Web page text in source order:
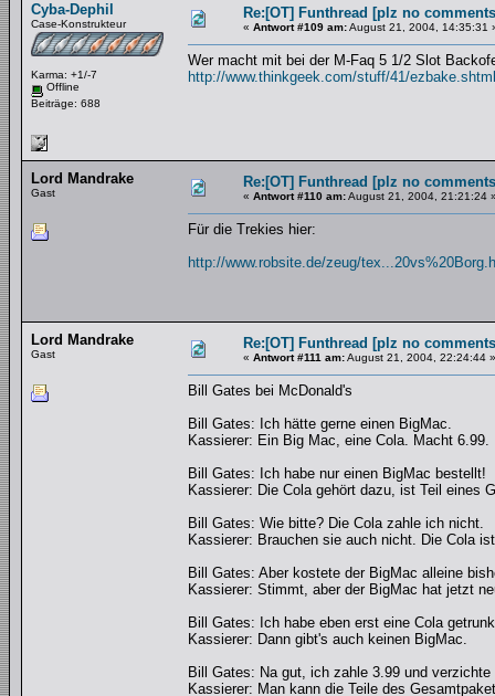
Cyba-Dephil
Case-Konstrukteur
Karma: +1/-7
Offline
Beiträge: 688
Re:[OT] Funthread [plz no
« Antwort #109 am:August 21, 2004, 14:35:31
Wer macht mit bei der M-Faq 5 1/2 Slot
http://www.thinkgeek.com/stuff/41/ezbake.shtml
Lord Mandrake
Gast
Re:[OT] Funthread [plz no
« Antwort #110 am:August 21, 2004, 21:21:24
Für die Trekies hier:
http://www.robsite.de/zeug/
Lord Mandrake
Gast
Re:[OT] Funthread [plz no
« Antwort #111 am:August 21, 2004, 22:24:44 »
Bill Gates bei McDonald's
Bill Gates: Ich hätte gerne einen BigMac.
Kassierer: Ein Big Mac, eine Cola. Macht 6.99.
Bill Gates: Ich habe nur einen BigMac bestellt!
Kassierer: Die Cola gehört dazu, ist Teil eines
Bill Gates: Wie bitte? Die Cola zahle ich nicht.
Kassierer: Brauchen sie auch nicht. Die Cola
Bill Gates: Aber kostete der BigMac alleine
Kassierer: Stimmt, aber der BigMac hat jetzt
Bill Gates: Ich habe eben erst eine Cola
Kassierer: Dann gibt's auch keinen BigMac.
Bill Gates: Na gut, ich zahle 3.99 und verzichte
Kassierer: Man kann die Teile des